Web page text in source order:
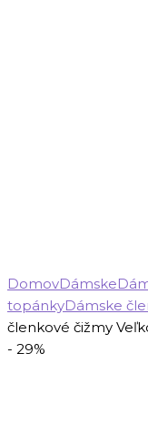
DomovDámske
topánkyDámske
členkové čižmy
- 29%